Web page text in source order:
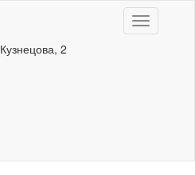
Toggle
navigation
2